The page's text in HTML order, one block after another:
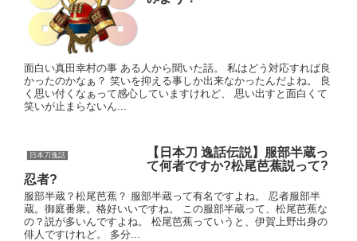
面白い真田幸村の事 ある人から聞いた話。 私はどう対応すれば良
かったのかなぁ？ 笑いを抑える事しか出来なかったんだよね。 良
く思い付くなぁって感心していますけれど、 思い出すと面白くて
笑いが止まらないん...
日本刀逸話
【日本刀 逸話伝説】服部半蔵っ
て何者ですか?松尾芭蕉説って?
忍者?
服部半蔵？松尾芭蕉？ 服部半蔵って有名ですよね。 忍者服部半
蔵。御庭番衆。格好いいですね。 この服部半蔵って、松尾芭蕉な
の？説が多いんですよね。 松尾芭蕉っていうと、伊賀上野出身の
俳人ですけれど。 多分...